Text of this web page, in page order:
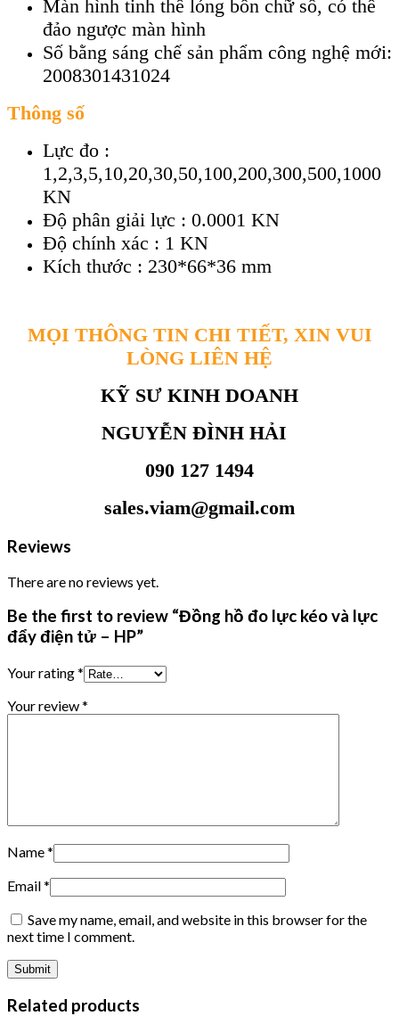
Màn hình tinh thể lỏng bốn chữ số, có thể
đảo ngược màn hình
Số bằng sáng chế sản phẩm công nghệ mới:
2008301431024
Thông số
Lực đo :
1,2,3,5,10,20,30,50,100,200,300,500,1000
KN
Độ phân giải lực : 0.0001 KN
Độ chính xác : 1 KN
Kích thước : 230*66*36 mm
MỌI THÔNG TIN CHI TIẾT, XIN VUI
LÒNG LIÊN HỆ
KỸ SƯ KINH DOANH
NGUYỄN ĐÌNH HẢI
090 127 1494
sales.viam@gmail.com
Reviews
There are no reviews yet.
Be the first to review “Đồng hồ đo lực kéo và lực
đẩy điện tử – HP”
Your rating*
Your review*
Name*
Email*
Save my name, email, and website in this browser for the
next time I comment.
Related products